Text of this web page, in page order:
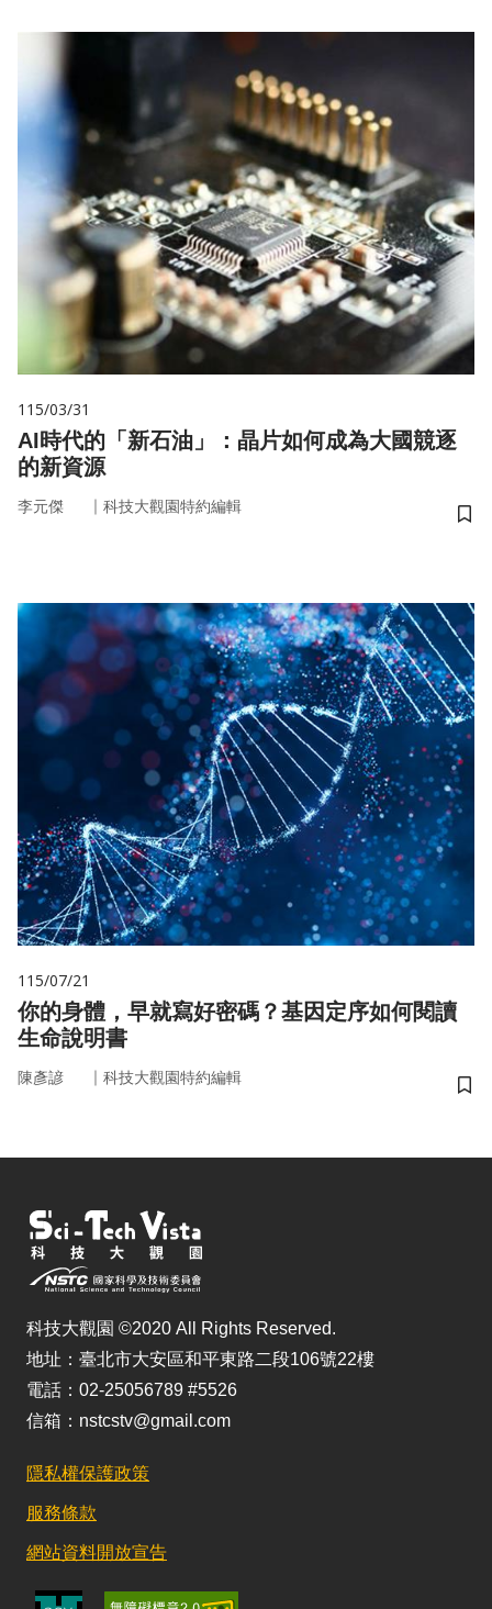
115/03/31
AI時代的「新石油」：晶片如何成為大國競逐
的新資源
李元傑 ｜ 科技大觀園特約編輯
儲
115/07/21
你的身體，早就寫好密碼？基因定序如何閱讀
生命說明書
陳彥諺 ｜ 科技大觀園特約編輯
儲
科技大觀園 ©2020 All Rights Reserved.
地址：臺北市大安區和平東路二段106號22樓
電話：02-25056789 #5526
信箱：nstcstv@gmail.com
隱私權保護政策
服務條款
網站資料開放宣告